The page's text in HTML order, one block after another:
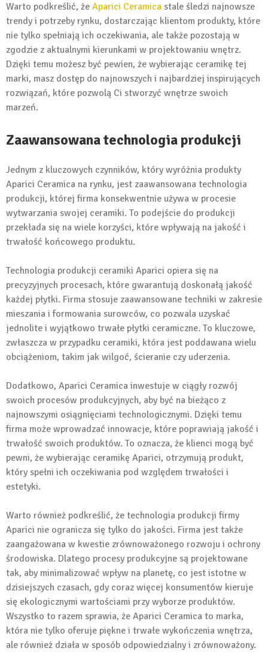
Warto podkreślić, że Aparici Ceramica stale śledzi najnowsze
trendy i potrzeby rynku, dostarczając klientom produkty, które
nie tylko spełniają ich oczekiwania, ale także pozostają w
zgodzie z aktualnymi kierunkami w projektowaniu wnętrz.
Dzięki temu możesz być pewien, że wybierając ceramikę tej
marki, masz dostęp do najnowszych i najbardziej inspirujących
rozwiązań, które pozwolą Ci stworzyć wnętrze swoich
marzeń.
Zaawansowana technologia produkcji
Jednym z kluczowych czynników, który wyróżnia produkty
Aparici Ceramica na rynku, jest zaawansowana technologia
produkcji, której firma konsekwentnie używa w procesie
wytwarzania swojej ceramiki. To podejście do produkcji
przekłada się na wiele korzyści, które wpływają na jakość i
trwałość końcowego produktu.
Technologia produkcji ceramiki Aparici opiera się na
precyzyjnych procesach, które gwarantują doskonałą jakość
każdej płytki. Firma stosuje zaawansowane techniki w zakresie
mieszania i formowania surowców, co pozwala uzyskać
jednolite i wyjątkowo trwałe płytki ceramiczne. To kluczowe,
zwłaszcza w przypadku ceramiki, która jest poddawana wielu
obciążeniom, takim jak wilgoć, ścieranie czy uderzenia.
Dodatkowo, Aparici Ceramica inwestuje w ciągły rozwój
swoich procesów produkcyjnych, aby być na bieżąco z
najnowszymi osiągnięciami technologicznymi. Dzięki temu
firma może wprowadzać innowacje, które poprawiają jakość i
trwałość swoich produktów. To oznacza, że klienci mogą być
pewni, że wybierając ceramikę Aparici, otrzymują produkt,
który spełni ich oczekiwania pod względem trwałości i
estetyki.
Warto również podkreślić, że technologia produkcji firmy
Aparici nie ogranicza się tylko do jakości. Firma jest także
zaangażowana w kwestie zrównoważonego rozwoju i ochrony
środowiska. Dlatego procesy produkcyjne są projektowane
tak, aby minimalizować wpływ na planetę, co jest istotne w
dzisiejszych czasach, gdy coraz więcej konsumentów kieruje
się ekologicznymi wartościami przy wyborze produktów.
Wszystko to razem sprawia, że Aparici Ceramica to marka,
która nie tylko oferuje piękne i trwałe wykończenia wnętrza,
ale również działa w sposób odpowiedzialny i zrównoważony.